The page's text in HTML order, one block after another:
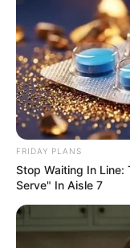
Erase Joint Agony
FRIDAY PLANS
Stop Waiting In Line:
Serve" In Aisle 7